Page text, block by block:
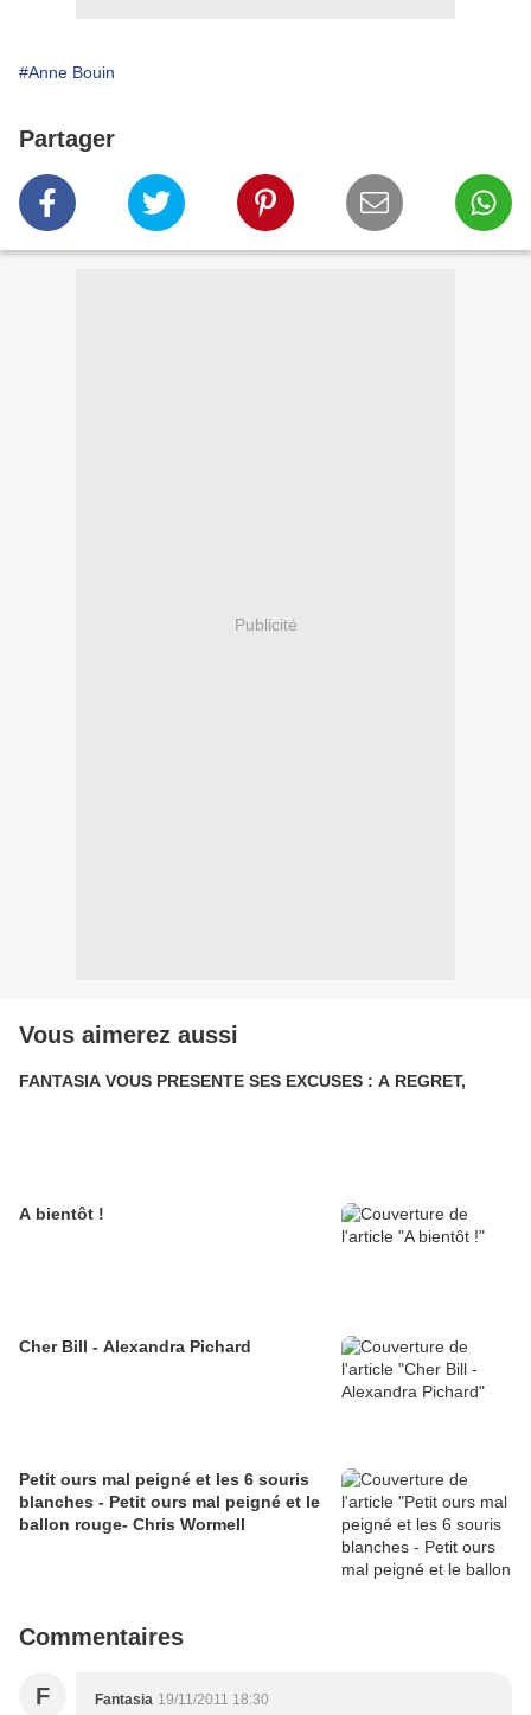
#Anne Bouin
Partager
Publicité
Vous aimerez aussi
FANTASIA VOUS PRESENTE SES EXCUSES : A REGRET,
A bientôt !
Cher Bill - Alexandra Pichard
Petit ours mal peigné et les 6 souris
blanches - Petit ours mal peigné et le
ballon rouge- Chris Wormell
Commentaires
F Fantasia 19/11/2011 18:30